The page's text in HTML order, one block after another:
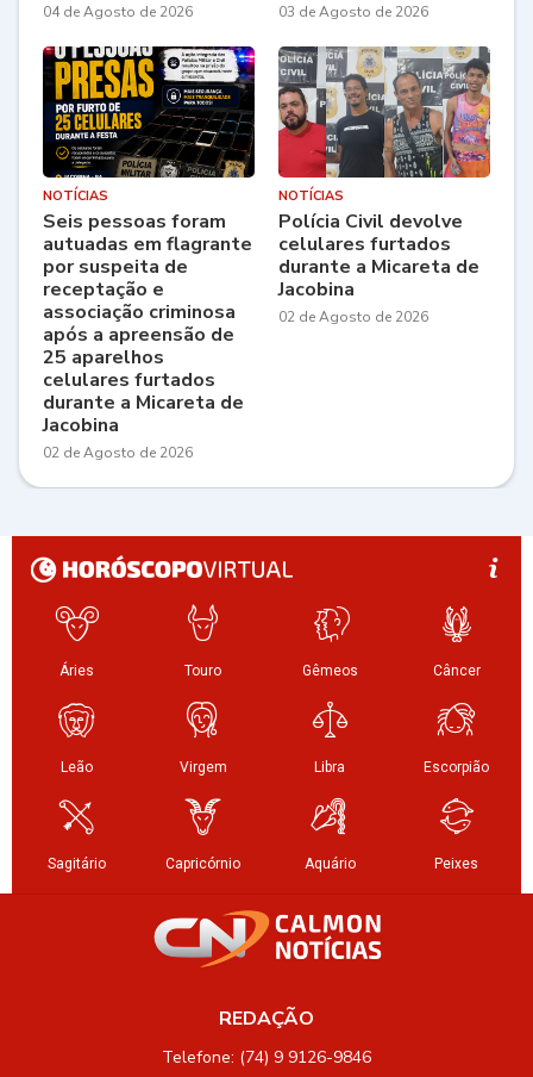
04 de Agosto de 2026 03 de Agosto de 2026
NOTÍCIAS
Seis pessoas foram
autuadas em flagrante
por suspeita de
receptação e
associação criminosa
após a apreensão de
25 aparelhos
celulares furtados
durante a Micareta de
Jacobina
02 de Agosto de 2026
NOTÍCIAS
Polícia Civil devolve
celulares furtados
durante a Micareta de
Jacobina
02 de Agosto de 2026
REDAÇÃO
Telefone: (74) 9 9126-9846